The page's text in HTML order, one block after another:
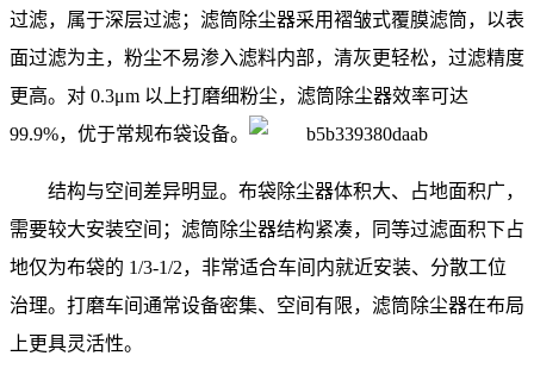
过滤，属于深层过滤；滤筒除尘器采用褶皱式覆膜滤筒，以表
面过滤为主，粉尘不易渗入滤料内部，清灰更轻松，过滤精度
更高。对 0.3μm 以上打磨细粉尘，滤筒除尘器效率可达
99.9%，优于常规布袋设备。
结构与空间差异明显。布袋除尘器体积大、占地面积广，
需要较大安装空间；滤筒除尘器结构紧凑，同等过滤面积下占
地仅为布袋的 1/3-1/2，非常适合车间内就近安装、分散工位
治理。打磨车间通常设备密集、空间有限，滤筒除尘器在布局
上更具灵活性。